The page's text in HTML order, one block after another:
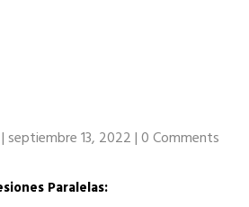
septiembre 13, 2022 | 0 Comments
Paralelas: